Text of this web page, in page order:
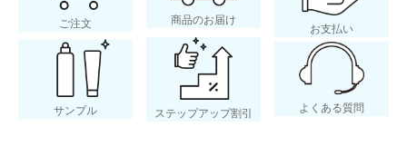
ご注文 商品のお届け
お支払い
サンプル ステップアップ割引 よくある質問